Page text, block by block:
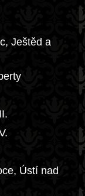
Ještěd a
Ústí nad